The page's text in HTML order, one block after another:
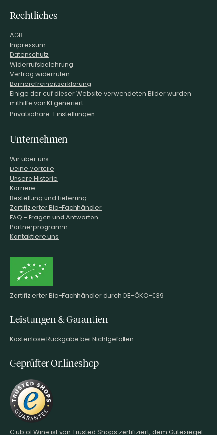
Rechtliches
AGB
Impressum
Datenschutz
Widerrufsbelehrung
Vertrag widerrufen
Barrierefreiheitserklärung
Einige der auf dieser Website verwendeten Bilder wurden
mithilfe von KI generiert.
Privatsphäre-Einstellungen
Unternehmen
Wir über uns
Deine Vorteile
Unsere Historie
Karriere
Bestellung und Lieferung
Zertifizierter Bio-Fachhändler
FAQ - Fragen und Antworten
Partnerprogramm
Kontaktiere uns
Zertifizierter Bio-Fachhändler durch DE-ÖKO-039
Leistungen & Garantien
Kostenlose Rückgabe bei Nichtgefallen
Geprüfter Onlineshop
Club of Wine ist von Trusted Shops zertifiziert, dem Gütesiegel